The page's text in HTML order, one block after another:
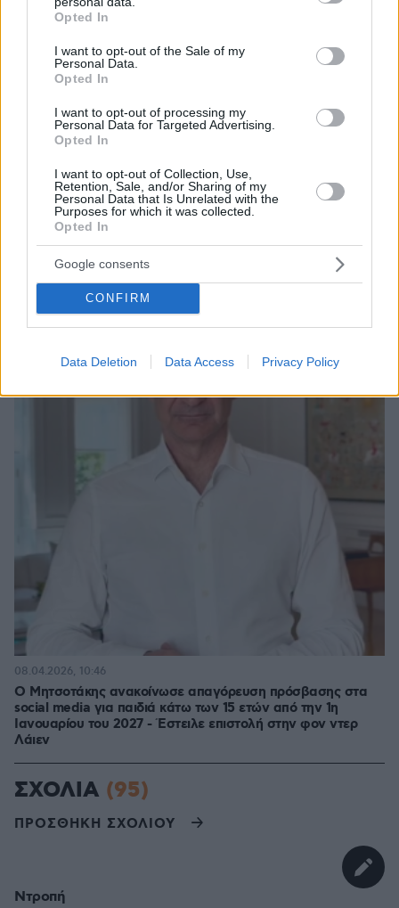
grant or deny consent to Google and its third-party tags to
use your data for below specified purposes in below Google
consent section.
Opted In
I want to opt-out of the Sale of my
Personal Data.
Opted In
I want to opt-out of processing my
Personal Data for Targeted Advertising.
Opted In
I want to opt-out of Collection, Use,
Retention, Sale, and/or Sharing of my
Personal Data that Is Unrelated with the
Purposes for which it was collected.
Opted In
Google consents
CONFIRM
Data Deletion Data Access Privacy Policy
Σχετικά Άρθρα
Ο Μητσοτάκης ανακοίνωσε απαγόρευση πρόσβασης στα
social media για παιδιά κάτω των 15 ετών από την 1η
Ιανουαρίου του 2027 - Έστειλε επιστολή στην φον ντερ
Λάιεν
08.04.2026, 10:46
Ακολουθήστε τοprotothema.gr στο Google News
και μάθετε πρώτοι όλες τις ειδήσεις
Δείτε όλες τις τελευταίεςΕιδήσεις
και τον Κόσμο, τη στιγμή που συμβαίνουν, στο
Protothema.gr
ΣΧΟΛΙΑ (95)
ΠΡΟΣΘΗΚΗ ΣΧΟΛΙΟΥ
Ντροπή